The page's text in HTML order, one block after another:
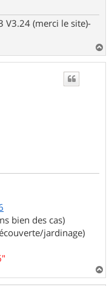
V3.24 (merci le site)-
a
bien des cas)
jardinage)
a